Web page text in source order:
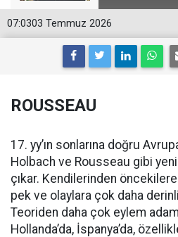
07:0303 Temmuz 2026
ROUSSEAU
17. yy’ın sonlarına doğru
Holbach ve Rousseau gibi
çıkar. Kendilerinden
pek ve olaylara çok daha
Teoriden daha çok eylem
Hollanda’da, İspanya’da,